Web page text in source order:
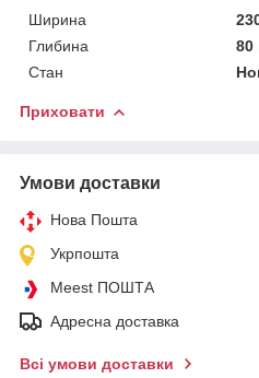
Ширина
Глибина
80
Стан
Приховати
Умови доставки
Нова Пошта
Укрпошта
Meest ПОШТА
Адресна доставка
Всі умови доставки